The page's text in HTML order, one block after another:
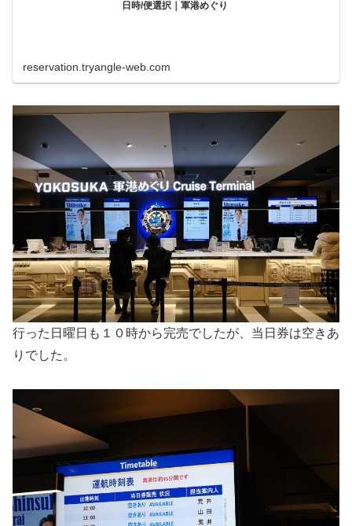
日時/便選択｜軍港めぐり
reservation.tryangle-web.com
行った日曜日も１０時から完売でしたが、当日券は空きあ
りでした。